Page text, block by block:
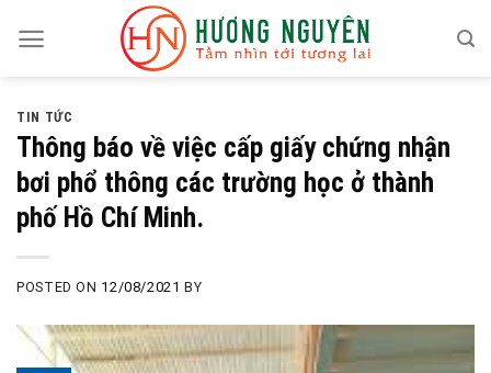
TIN TỨC
Thông báo về việc cấp giấy chứng nhận
bơi phổ thông các trường học ở thành
phố Hồ Chí Minh.
POSTED ON 12/08/2021 BY